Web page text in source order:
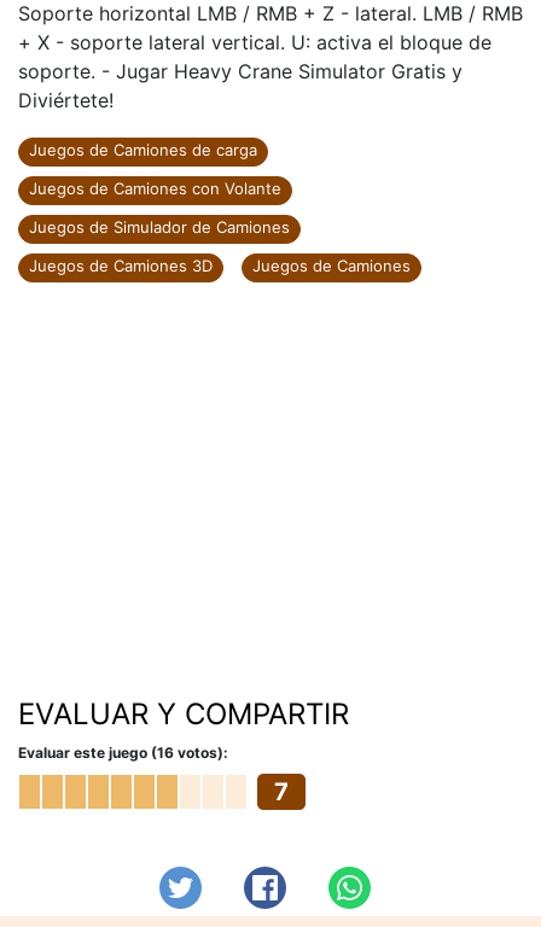
Soporte horizontal LMB / RMB + Z - lateral. LMB / RMB
+ X - soporte lateral vertical. U: activa el bloque de
soporte. - Jugar Heavy Crane Simulator Gratis y
Diviértete!
Juegos de Camiones de carga
Juegos de Camiones con Volante
Juegos de Simulador de Camiones
Juegos de Camiones 3D
Juegos de Camiones
EVALUAR Y COMPARTIR
Evaluar este juego (16 votos):
7